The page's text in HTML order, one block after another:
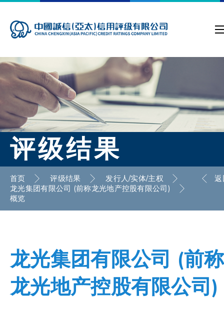
评级结果
首页 评级结果
发行人/实体/主权
龙光集团有限公司 (前称龙光地产控股有限公司)
概览
龙光集团有限公司 (前称
龙光地产控股有限公司)